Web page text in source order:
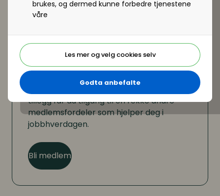
brukes, og dermed kunne forbedre tjenestene
våre
Les mer og velg cookies selv
Godta anbefalte
Er du ikke medlem?
tillegg får du tilgang til en rekke andre
medlemsfordeler som hjelper deg i
jobbhverdagen.
Bli medlem